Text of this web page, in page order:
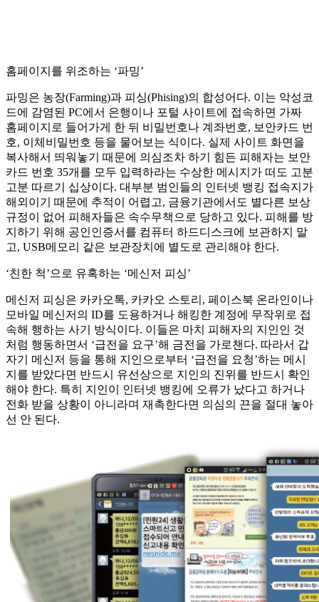
홈페이지를 위조하는 ‘파밍’
파밍은 농장(Farming)과 피싱(Phising)의 합성어다. 이는 악성코
드에 감염된 PC에서 은행이나 포털 사이트에 접속하면 가짜
홈페이지로 들어가게 한 뒤 비밀번호나 계좌번호, 보안카드 번
호, 이체비밀번호 등을 물어보는 식이다. 실제 사이트 화면을
복사해서 띄워놓기 때문에 의심조차 하기 힘든 피해자는 보안
카드 번호 35개를 모두 입력하라는 수상한 메시지가 떠도 고분
고분 따르기 십상이다. 대부분 범인들의 인터넷 뱅킹 접속지가
해외이기 때문에 추적이 어렵고, 금융기관에서도 별다른 보상
규정이 없어 피해자들은 속수무책으로 당하고 있다. 피해를 방
지하기 위해 공인인증서를 컴퓨터 하드디스크에 보관하지 말
고, USB메모리 같은 보관장치에 별도로 관리해야 한다.
‘친한 척’으로 유혹하는 ‘메신저 피싱’
메신저 피싱은 카카오톡, 카카오 스토리, 페이스북 온라인이나
모바일 메신저의 ID를 도용하거나 해킹한 계정에 무작위로 접
속해 행하는 사기 방식이다. 이들은 마치 피해자의 지인인 것
처럼 행동하면서 ‘급전을 요구’해 금전을 가로챈다. 따라서 갑
자기 메신저 등을 통해 지인으로부터 ‘급전을 요청’하는 메시
지를 받았다면 반드시 유선상으로 지인의 진위를 반드시 확인
해야 한다. 특히 지인이 인터넷 뱅킹에 오류가 났다고 하거나
전화 받을 상황이 아니라며 재촉한다면 의심의 끈을 절대 놓아
선 안 된다.